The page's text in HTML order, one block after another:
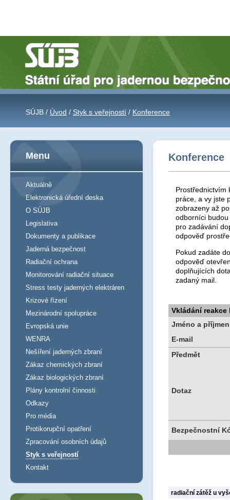
SÚJB / Úvod / Styk s veřejností / Konference
Konference
Prostřednictvím
práce, a vy jste
zobrazeny až
odborníci
pro zadávání
odpověď
Pokud zadáte
odpověď
doplňujících
zadaný mail.
Vkládání reakce
Jméno a
E-mail
Předmět
Dotaz
Bezpečnostní
radiační zátěž u
Menu
Aktuálně
Elektronická úřední deska
O SÚJB
Legislativa
Dokumenty a publikace
Jaderná bezpečnost
Radiační ochrana
Monitorování radiační situace
Stress testy jaderných elektráren
Krizové řízení
Mezinárodní spolupráce
Evropská unie
WENRA
Nešíření jaderných zbraní
Zákaz chemických zbraní
Zákaz biologických zbraní
Plány kontrolní činnosti
Odkazy
Pro média
Protikorupční opatření
Zpracování osobních údajů
Styk s veřejností
Kontakt